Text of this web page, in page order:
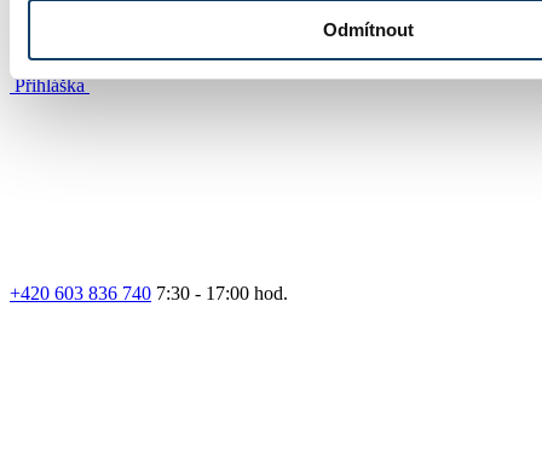
Odmítnout
Přihláška
+420 603 836 740 7:30 - 17:00 hod.